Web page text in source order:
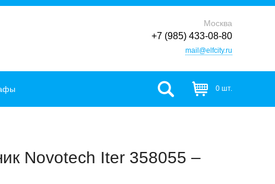
Москва
+7 (985) 433-08-80
mail@elfcity.ru
0 шт.
Novotech Iter 358055 –